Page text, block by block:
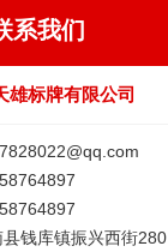
系我们
雄标牌有限公司
钱库镇振兴西街280